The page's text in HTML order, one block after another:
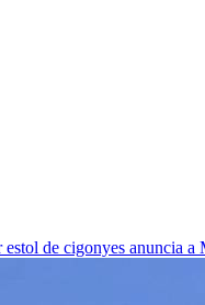
estol de cigonyes anuncia